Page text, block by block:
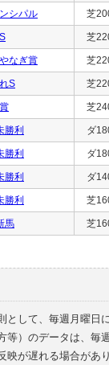
シパル 芝
芝
なぎ賞 芝
S 芝
芝
勝利 ダ
勝利 ダ
勝利 ダ
勝利 芝
馬 芝
として、毎週月曜日
等）のデータは、毎
が遅れる場合があり